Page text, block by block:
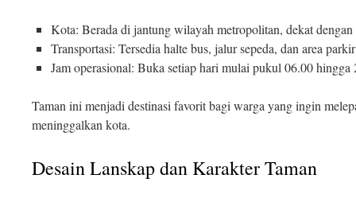
Kota: Berada di jantung wilayah metropolitan, dekat
Transportasi: Tersedia halte bus, jalur sepeda, dan area
Jam operasional: Buka setiap hari mulai pukul 06.00
Taman ini menjadi destinasi favorit bagi warga yang ingin
meninggalkan kota.
Desain Lanskap dan Karakter Taman